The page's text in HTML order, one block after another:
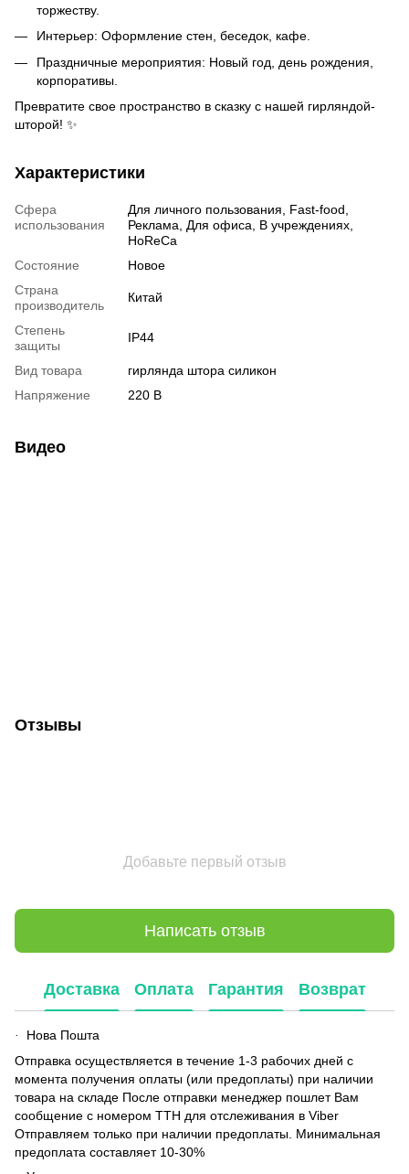
торжеству.
Интерьер: Оформление стен, беседок, кафе.
Праздничные мероприятия: Новый год, день рождения,
корпоративы.
Превратите свое пространство в сказку с нашей гирляндой-
шторой! ✨
Характеристики
Сфера
использования
Для личного пользования, Fast-food,
Реклама, Для офиса, В учреждениях,
HoReCa
Состояние
Новое
Страна
производитель
Китай
Степень
защиты
IP44
Вид товара
гирлянда штора силикон
Напряжение
220 В
Видео
Отзывы
Добавьте первый отзыв
Написать отзыв
Доставка Оплата Гарантия Возврат
·
Нова Пошта
Отправка осуществляется в течение 1-3 рабочих дней с
момента получения оплаты (или предоплаты) при наличии
товара на складе После отправки менеджер пошлет Вам
сообщение с номером ТТН для отслеживания в Viber
Отправляем только при наличии предоплаты. Минимальная
предоплата составляет 10-30%